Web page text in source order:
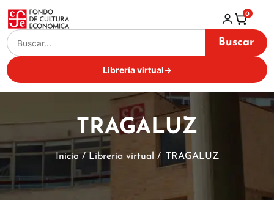
Buscar
Librería virtual→
0
TRAGALUZ
Inicio / Librería virtual / TRAGALUZ